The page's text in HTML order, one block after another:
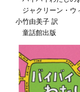
ジャクリーン・
小竹由美子 訳
童話館出版